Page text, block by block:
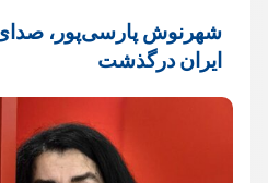
شهرنوش پارسی‌پور،
ایران درگذشت